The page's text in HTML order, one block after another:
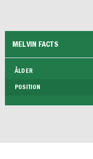
MELVIN FACTS
ÅLDER
POSITION